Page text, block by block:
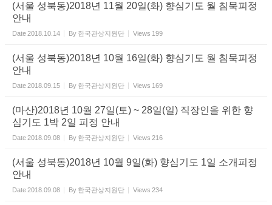
(서울 성북동)2018년 11월 20일(화) 향심기도 월 침묵피정
안내
Date2018.10.14 By 한국관상지원단 Views 199
(서울 성북동)2018년 10월 16일(화) 향심기도 월 침묵피정
안내
Date2018.09.15 By 한국관상지원단 Views 169
(마산)2018년 10월 27일(토) ~ 28일(일) 직장인을 위한 향
심기도 1박 2일 피정 안내
Date2018.09.08 By 한국관상지원단 Views 216
(서울 성북동)2018년 10월 9일(화) 향심기도 1일 소개피정
안내
Date2018.09.08 By 한국관상지원단 Views 234